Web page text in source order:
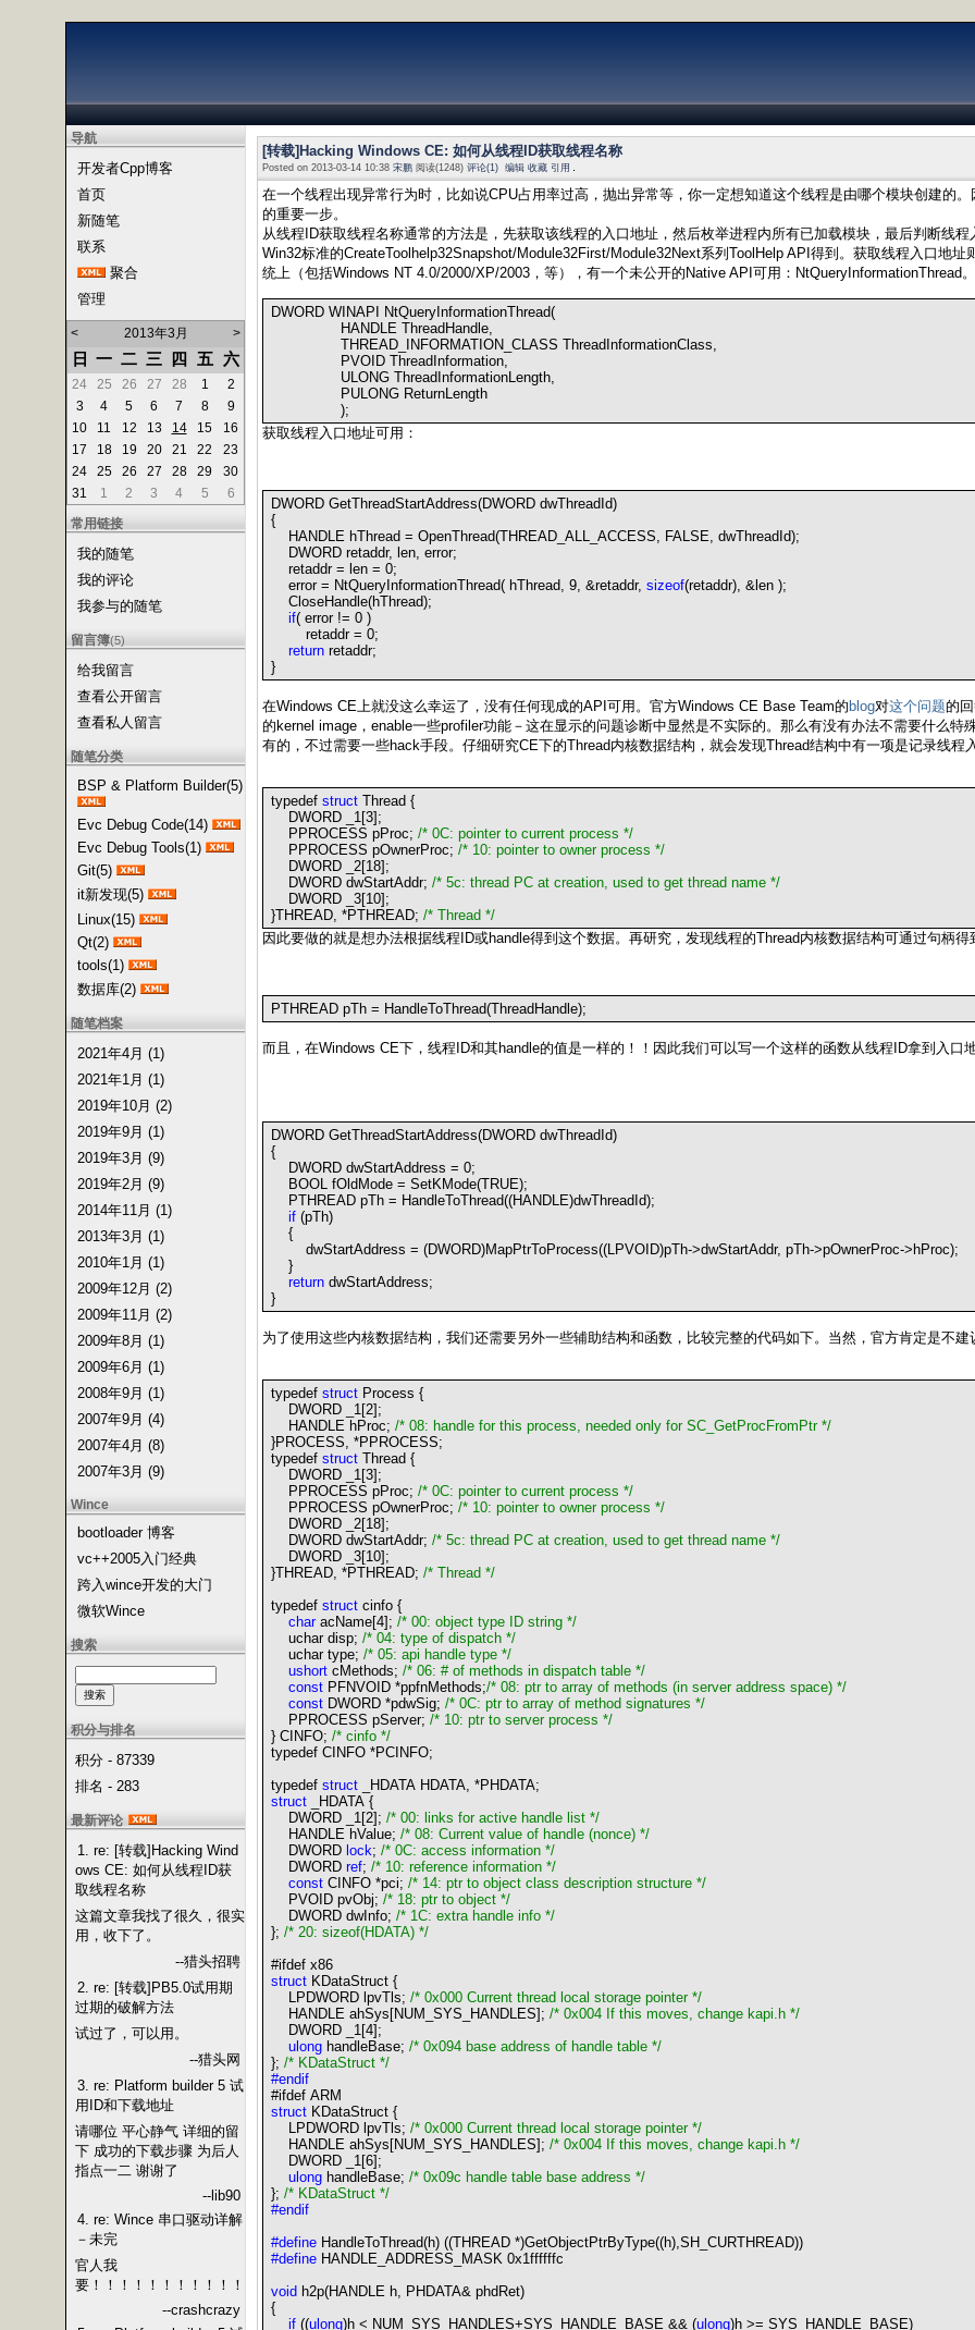
导航
开发者Cpp博客
首页
新随笔
联系
聚合
管理
< 2013年3月 >
日 一 二 三 四 五 六
24 25 26 27 28 1
2
3
4 5 6 7 8
9
10
11 12 13 14 15
16
17
18 19 20 21 22
23
24
25 26 27 28 29
30
31
1 2 3 4 5
6
常用链接
我的随笔
我的评论
我参与的随笔
留言簿(5)
给我留言
查看公开留言
查看私人留言
随笔分类
BSP & Platform Builder(5)
Evc Debug Code(14)
Evc Debug Tools(1)
Git(5)
it新发现(5)
Linux(15)
Qt(2)
tools(1)
数据库(2)
随笔档案
2021年4月 (1)
2021年1月 (1)
2019年10月 (2)
2019年9月 (1)
2019年3月 (9)
2019年2月 (9)
2014年11月 (1)
2013年3月 (1)
2010年1月 (1)
2009年12月 (2)
2009年11月 (2)
2009年8月 (1)
2009年6月 (1)
2008年9月 (1)
2007年9月 (4)
2007年4月 (8)
2007年3月 (9)
Wince
bootloader 博客
vc++2005入门经典
跨入wince开发的大门
微软Wince
搜索
积分与排名
积分 - 87339
排名 - 283
最新评论
1. re: [转载]Hacking Wind
ows CE: 如何从线程ID获
取线程名称
这篇文章我找了很久，很实
用，收下了。
--猎头招聘
2. re: [转载]PB5.0试用期
过期的破解方法
试过了，可以用。
--猎头网
3. re: Platform builder 5 试
用ID和下载地址
请哪位 平心静气 详细的留
下 成功的下载步骤 为后人
指点一二 谢谢了
--lib90
4. re: Wince 串口驱动详解
－未完
官人我
要！！！！！！！！！！！
--crashcrazy
[转载]Hacking Windows CE: 如何从线程ID获取线程名称
Posted on 2013-03-14 10:38 宋鹏 阅读(1248) 评论(1) 编辑 收藏 引用
在一个线程出现异常行为时，比如说CPU占用率过高，抛出异常等，你一定想知道这个线程是由哪个模块创建的
的重要一步。
从线程ID获取线程名称通常的方法是，先获取该线程的入口地址，然后枚举进程内所有已加载模块，最后判断线
Win32标准的CreateToolhelp32Snapshot/Module32First/Module32Next系列ToolHelp API得到。获取线程入口地
统上（包括Windows NT 4.0/2000/XP/2003，等），有一个未公开的Native API可用：NtQueryInformationThread
DWORD WINAPI NtQueryInformationThread(
HANDLE ThreadHandle,
THREAD_INFORMATION_CLASS ThreadInformationClass,
PVOID ThreadInformation,
ULONG ThreadInformationLength,
PULONG ReturnLength
);
获取线程入口地址可用：
DWORD GetThreadStartAddress(DWORD dwThreadId)
{
HANDLE hThread= OpenThread(THREAD_ALL_ACCESS, FALSE, dwThreadId);
DWORD retaddr, len, error;
retaddr= len= 0;
error= NtQueryInformationThread( hThread,9,&retaddr,sizeof(retaddr),& len );
CloseHandle(hThread);
if( error != 0 )
retaddr= 0;
return retaddr;
}
在Windows CE上就没这么幸运了，没有任何现成的API可用。官方Windows CE Base Team的 blog对这个问题的
的kernel image，enable一些profiler功能－这在显示的问题诊断中显然是不实际的。那么有没有办法不需要什么
有的，不过需要一些hack手段。仔细研究CE下的Thread内核数据结构，就会发现Thread结构中有一项是记录线程
typedefstruct Thread{
DWORD _1[3];
PPROCESS pProc;/* 0C: pointer to current process*/
PPROCESS pOwnerProc;/* 10: pointer to owner process*/
DWORD _2[18];
DWORD dwStartAddr;/* 5c: thread PC at creation, used to get thread name*/
DWORD _3[10];
}THREAD,*PTHREAD;/* Thread*/
因此要做的就是想办法根据线程ID或handle得到这个数据。再研究，发现线程的Thread内核数据结构可通过句柄得
PTHREAD pTh= HandleToThread(ThreadHandle);
而且，在Windows CE下，线程ID和其handle的值是一样的！！因此我们可以写一个这样的函数从线程ID拿到入口
DWORD GetThreadStartAddress(DWORD dwThreadId)
{
DWORD dwStartAddress= 0;
BOOL fOldMode= SetKMode(TRUE);
PTHREAD pTh= HandleToThread((HANDLE)dwThreadId);
if (pTh)
{
dwStartAddress= (DWORD)MapPtrToProcess((LPVOID)pTh->dwStartAddr, pTh->pOwnerProc-> hProc);
}
return dwStartAddress;
}
为了使用这些内核数据结构，我们还需要另外一些辅助结构和函数，比较完整的代码如下。当然，官方肯定是不
typedefstruct Process{
DWORD _1[2];
HANDLE hProc;/* 08: handle for this process, needed only for SC_GetProcFromPtr*/
}PROCESS,*PPROCESS;
typedefstruct Thread{
DWORD _1[3];
PPROCESS pProc;/* 0C: pointer to current process*/
PPROCESS pOwnerProc;/* 10: pointer to owner process*/
DWORD _2[18];
DWORD dwStartAddr;/* 5c: thread PC at creation, used to get thread name*/
DWORD _3[10];
}THREAD,*PTHREAD;/* Thread*/
typedefstruct cinfo{
characName[4];/* 00: object type ID string*/
uchar disp;/* 04: type of dispatch*/
uchar type;/* 05: api handle type*/
ushort cMethods;/* 06: # of methods in dispatch table*/
const PFNVOID*ppfnMethods;/* 08: ptr to array of methods (in server address space)*/
const DWORD*pdwSig;/* 0C: ptr to array of method signatures*/
PPROCESS pServer;/* 10: ptr to server process*/
} CINFO;/* cinfo*/
typedef CINFO*PCINFO;
typedefstruct _HDATA HDATA,*PHDATA;
struct _HDATA{
DWORD _1[2];/* 00: links for active handle list*/
HANDLE hValue;/* 08: Current value of handle (nonce)*/
DWORD lock;/* 0C: access information*/
DWORDref;/* 10: reference information*/
const CINFO*pci;/* 14: ptr to object class description structure*/
PVOID pvObj;/* 18: ptr to object*/
DWORD dwInfo;/* 1C: extra handle info*/
};/* 20: sizeof(HDATA)*/
#ifdef x86
struct KDataStruct{
LPDWORD lpvTls;/* 0x000 Current thread local storage pointer*/
HANDLE ahSys[NUM_SYS_HANDLES];/* 0x004 If this moves, change kapi.h*/
DWORD _1[4];
ulong handleBase;/* 0x094 base address of handle table*/
};/* KDataStruct*/
#endif
#ifdef ARM
struct KDataStruct{
LPDWORD lpvTls;/* 0x000 Current thread local storage pointer*/
HANDLE ahSys[NUM_SYS_HANDLES];/* 0x004 If this moves, change kapi.h*/
DWORD _1[6];
ulong handleBase;/* 0x09c handle table base address*/
};/* KDataStruct*/
#endif
#define HandleToThread(h) ((THREAD *)GetObjectPtrByType((h),SH_CURTHREAD))
#define HANDLE_ADDRESS_MASK 0x1ffffffc
void h2p(HANDLE h, PHDATA& phdRet)
{
if ((ulong)h< NUM_SYS_HANDLES+SYS_HANDLE_BASE&& (ulong)h>= SYS_HANDLE_BASE)